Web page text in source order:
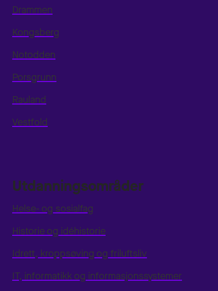
Drammen
Kongsberg
Notodden
Porsgrunn
Rauland
Vestfold
Utdanningsområder
Helse- og sosialfag
Historie og idéhistorie
Idrett, kroppsøving og friluftsliv
IT, informatikk og informasjonssystemer